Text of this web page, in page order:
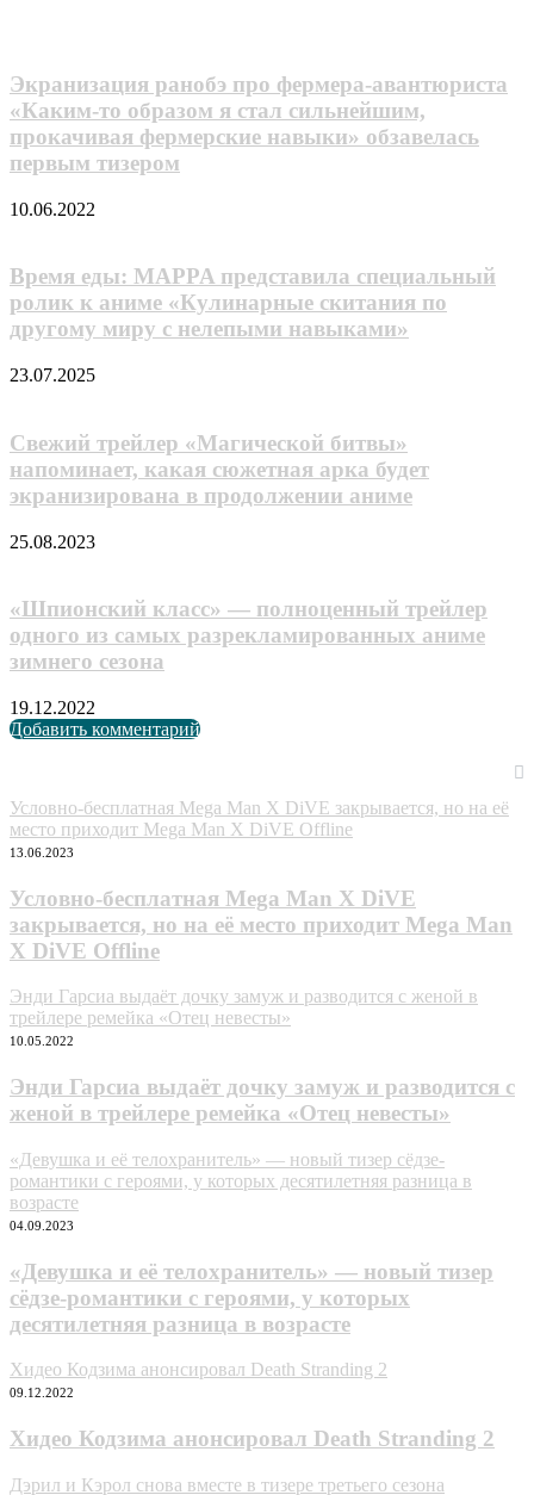
Экранизация ранобэ про фермера-авантюриста
«Каким-то образом я стал сильнейшим,
прокачивая фермерские навыки» обзавелась
первым тизером
10.06.2022
Время еды: MAPPA представила специальный
ролик к аниме «Кулинарные скитания по
другому миру с нелепыми навыками»
23.07.2025
Свежий трейлер «Магической битвы»
напоминает, какая сюжетная арка будет
экранизирована в продолжении аниме
25.08.2023
«Шпионский класс» — полноценный трейлер
одного из самых разрекламированных аниме
зимнего сезона
19.12.2022
Добавить комментарий
Условно-бесплатная Mega Man X DiVE закрывается, но на её
место приходит Mega Man X DiVE Offline
13.06.2023
Условно-бесплатная Mega Man X DiVE
закрывается, но на её место приходит Mega Man
X DiVE Offline
Энди Гарсиа выдаёт дочку замуж и разводится с женой в
трейлере ремейка «Отец невесты»
10.05.2022
Энди Гарсиа выдаёт дочку замуж и разводится с
женой в трейлере ремейка «Отец невесты»
«Девушка и её телохранитель» — новый тизер сёдзе-
романтики с героями, у которых десятилетняя разница в
возрасте
04.09.2023
«Девушка и её телохранитель» — новый тизер
сёдзе-романтики с героями, у которых
десятилетняя разница в возрасте
Хидео Кодзима анонсировал Death Stranding 2
09.12.2022
Хидео Кодзима анонсировал Death Stranding 2
Дэрил и Кэрол снова вместе в тизере третьего сезона